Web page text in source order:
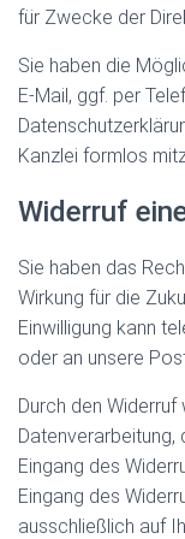
für Zwecke der
Sie haben die
E-Mail, ggf. per
Kanzlei formlos
Widerruf
Sie haben das
Wirkung für die
Einwilligung kann
oder an unsere
Durch den
Datenverarbeitung,
Eingang des
Eingang des
ausschließlich auf